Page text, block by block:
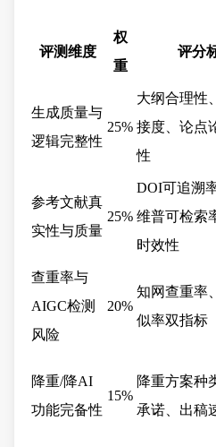
评测维度
权
重
评分
生成质量与
逻辑完整性
25%
大纲合理性
接度、论点
性
参考文献真
实性与质量
25%
DOI可追溯
维普可检索
时效性
查重率与
AIGC检测
风险
20%
知网查重率
似率双指标
降重/降AI
功能完备性
15%
降重方案种
承诺、出稿